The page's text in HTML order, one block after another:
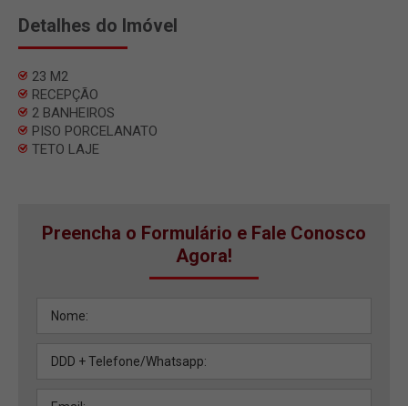
Detalhes do Imóvel
23 M2
RECEPÇÃO
2 BANHEIROS
PISO PORCELANATO
TETO LAJE
Preencha o Formulário e Fale Conosco
Agora!